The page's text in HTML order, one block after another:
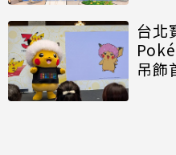
台北
吊飾